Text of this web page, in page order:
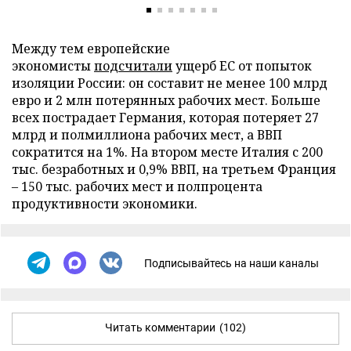
Между тем европейские
экономистыподсчиталиущерб ЕС от попыток
изоляции России: он составит не менее 100 млрд
евро и 2 млн потерянных рабочих мест. Больше
всех пострадает Германия, которая потеряет 27
млрд и полмиллиона рабочих мест, а ВВП
сократится на 1%. На втором месте Италия с 200
тыс. безработных и 0,9% ВВП, на третьем Франция
– 150 тыс. рабочих мест и полпроцента
продуктивности экономики.
Подписывайтесь на наши каналы
Читать комментарии (102)